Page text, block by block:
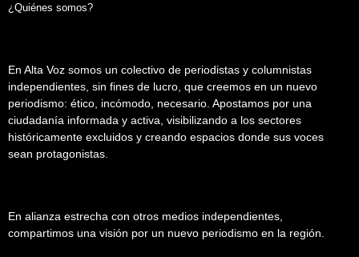
¿Quiénes somos?
En Alta Voz somos un colectivo de periodistas y columnistas
independientes, sin fines de lucro, que creemos en un nuevo
periodismo: ético, incómodo, necesario. Apostamos por una
ciudadanía informada y activa, visibilizando a los sectores
históricamente excluidos y creando espacios donde sus voces
sean protagonistas.
En alianza estrecha con otros medios independientes,
compartimos una visión por un nuevo periodismo en la región.